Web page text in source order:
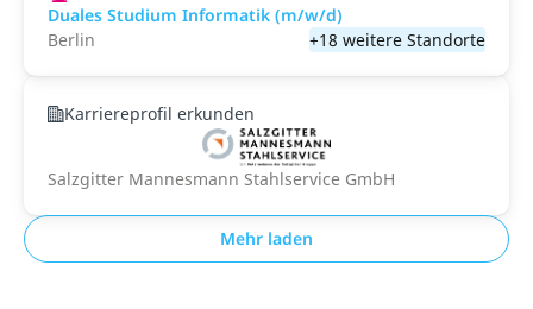
Duales Studium Informatik (m/w/d)
Berlin
+18 weitere Standorte
Karriereprofil erkunden
Salzgitter Mannesmann Stahlservice GmbH
Mehr laden